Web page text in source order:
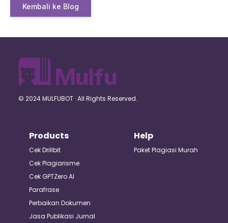
Kembali ke Blog
© 2024 MULFUBOT · All Rights Reserved.
Products
Cek Drillbit
Cek Plagiarisme
Cek GPTZero AI
Parafrase
Perbaikan Dokumen
Jasa Publikasi Jurnal
Help
Paket Plagiasi Murah